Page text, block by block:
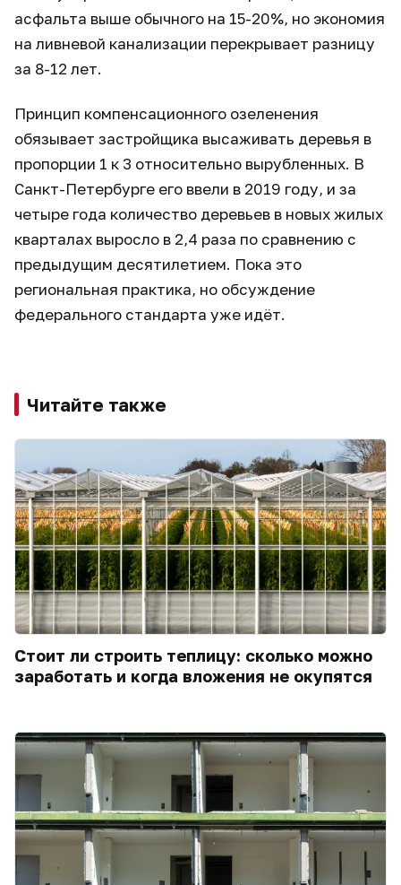
асфальта выше обычного на 15-20%, но экономия
на ливневой канализации перекрывает разницу
за 8-12 лет.
Принцип компенсационного озеленения
обязывает застройщика высаживать деревья в
пропорции 1 к 3 относительно вырубленных. В
Санкт-Петербурге его ввели в 2019 году, и за
четыре года количество деревьев в новых жилых
кварталах выросло в 2,4 раза по сравнению с
предыдущим десятилетием. Пока это
региональная практика, но обсуждение
федерального стандарта уже идёт.
Читайте также
Стоит ли строить теплицу: сколько можно
заработать и когда вложения не окупятся